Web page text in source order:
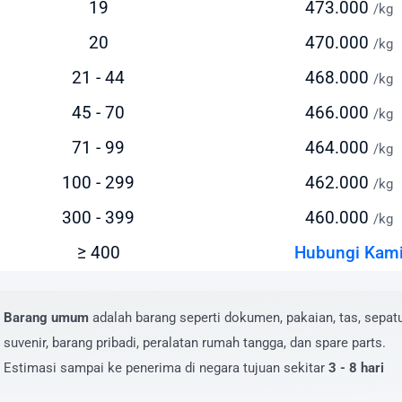
anggaran pengiriman Anda. Intrasia.id
kalkulator tarif yang akurat dan transparan pada
yang memengaruhi biaya pengiriman ke Lesotho
Jenis layanan yang dipilih (express/standard)
Lokasi pengiriman dan penerimaan
Layanan tambahan yang dipilih
mendapatkan estimasi biaya yang akurat, masukkan
menghubungi tim layanan pelanggan kami untuk
pengiriman dalam jumlah besar atau barang dengan
khusus.
19 473.000 /kg
20 470.000 /kg
21 - 44 468.000 /kg
45 - 70 466.000 /kg
71 - 99 464.000 /kg
100 - 299 462.000 /kg
300 - 399 460.000 /kg
≥ 400 Hubungi Kami
Barang umum adalah barang seperti dokumen, pakaian, tas,
suvenir, barang pribadi, peralatan rumah tangga, dan spare parts.
Estimasi sampai ke penerima di negara tujuan sekitar 3 - 8 hari